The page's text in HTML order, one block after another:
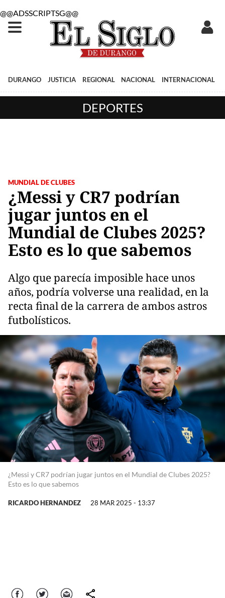
@@ADSSCRIPTSG@@
DURANGO JUSTICIA REGIONAL NACIONAL INTERNACIONAL
DEPORTES
MUNDIAL DE CLUBES
¿Messi y CR7 podrían
jugar juntos en el
Mundial de Clubes 2025?
Esto es lo que sabemos
Algo que parecía imposible hace unos
años, podría volverse una realidad, en la
recta final de la carrera de ambos astros
futbolísticos.
¿Messi y CR7 podrían jugar juntos en el Mundial de Clubes 2025?
Esto es lo que sabemos
RICARDO HERNANDEZ 28 MAR 2025 - 13:37
Facebook Twitter Correo comparte